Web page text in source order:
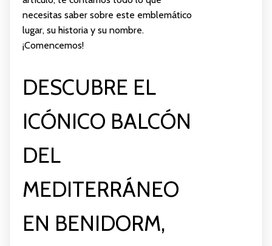
necesitas saber sobre este emblemático
lugar, su historia y su nombre.
¡Comencemos!
DESCUBRE EL
ICÓNICO BALCÓN
DEL
MEDITERRÁNEO
EN BENIDORM,